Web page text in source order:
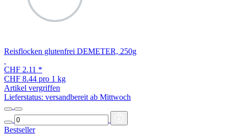
Reisflocken glutenfrei DEMETER, 250g
CHF 2.11 *
CHF 8.44 pro 1 kg
Artikel vergriffen
Lieferstatus: versandbereit ab Mittwoch
Bestseller